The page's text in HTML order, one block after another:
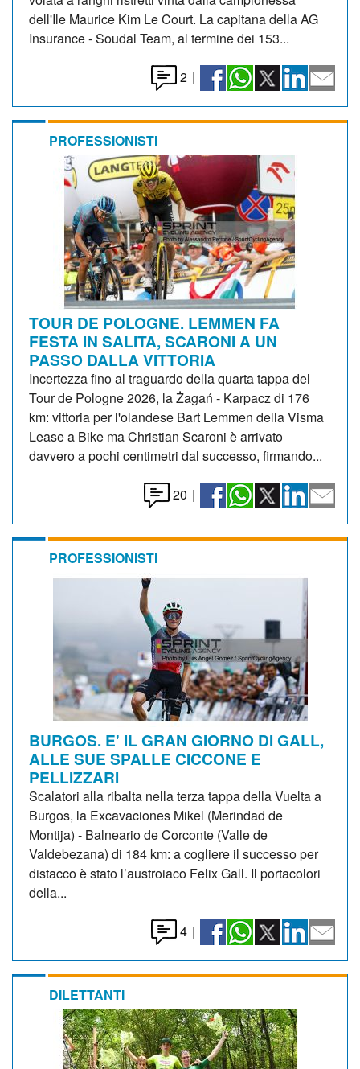
dell'Ile Maurice Kim Le Court. La capitana della AG
Insurance - Soudal Team, al termine dei 153...
2 |
PROFESSIONISTI
TOUR DE POLOGNE. LEMMEN FA
FESTA IN SALITA, SCARONI A UN
PASSO DALLA VITTORIA
Incertezza fino al traguardo della quarta tappa del
Tour de Pologne 2026, la Żagań - Karpacz di 176
km: vittoria per l'olandese Bart Lemmen della Visma
Lease a Bike ma Christian Scaroni è arrivato
davvero a pochi centimetri dal successo, firmando...
20 |
PROFESSIONISTI
BURGOS. E' IL GRAN GIORNO DI GALL,
ALLE SUE SPALLE CICCONE E
PELLIZZARI
Scalatori alla ribalta nella terza tappa della Vuelta a
Burgos, la Excavaciones Mikel (Merindad de
Montija) - Balneario de Corconte (Valle de
Valdebezana) di 184 km: a cogliere il successo per
distacco è stato l’austroiaco Felix Gall. Il portacolori
della...
4 |
DILETTANTI